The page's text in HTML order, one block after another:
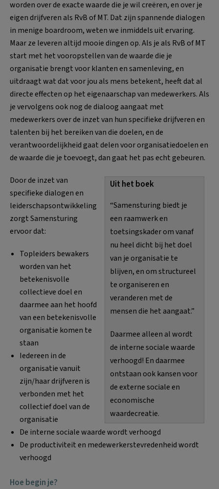
worden over de exacte waarde die je wil creëren, en over je
eigen drijfveren als RvB of MT. Dat zijn spannende dialogen
in menige boardroom, weten we inmiddels uit ervaring.
Maar ze leveren altijd mooie dingen op. Als je als RvB of MT
start met het vooropstellen van de waarde die je
organisatie brengt voor klanten en samenleving, en
uitdraagt wat dat voor jou als mens betekent, heeft dat al
directe effecten op het eigenaarschap van medewerkers. Als
je vervolgens ook nog de dialoog aangaat met
medewerkers over de inzet van hun specifieke drijfveren en
talenten bij het bereiken van die doelen, en de
verantwoordelijkheid gaat delen voor organisatiedoelen en
de waarde die je toevoegt, dan gaat het pas echt gebeuren.
Uit het boek
“Samensturing biedt je
een raamwerk en
toetsingskader om vanaf
nu heel dicht bij het doel
van je organisatie te
blijven, en om structureel
te organiseren en
veranderen met de
mensen die het aangaat.”
Daarmee alleen al wordt
de interne sociale waarde
verhoogd! En daarmee
ontstaan ook kansen voor
de externe sociale en
economische
waardecreatie.
Door de inzet van
specifieke dialogen en
leiderschapsontwikkeling
zorgt Samensturing
ervoor dat:
Topleiders bewakers
worden van het
betekenisvolle
collectieve doel en
daarmee aan het hoofd
van een betekenisvolle
organisatie komen te
staan
Iedereen in de
organisatie vanuit
zijn/haar drijfveren is
verbonden met het
collectief doel van de
organisatie
De interne sociale waarde wordt verhoogd
De productiviteit en medewerkerstevredenheid wordt
verhoogd
Hoe begin je?